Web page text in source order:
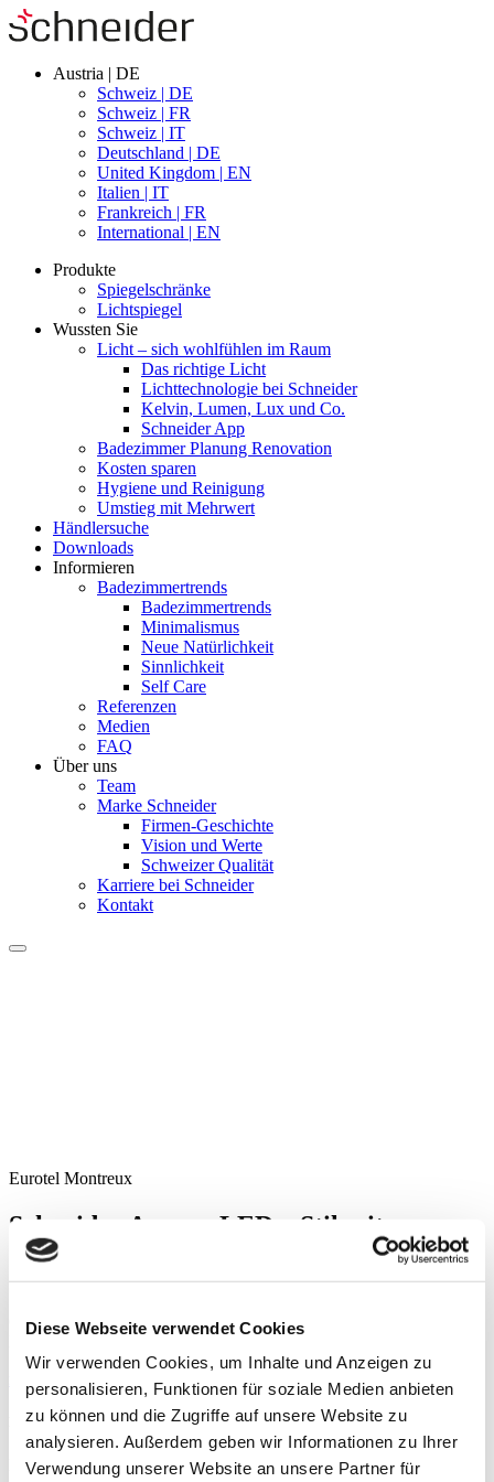
Diese Webseite verwendet Cookies
Wir verwenden Cookies, um Inhalte und Anzeigen zu
personalisieren, Funktionen für soziale Medien anbieten
zu können und die Zugriffe auf unsere Website zu
analysieren. Außerdem geben wir Informationen zu Ihrer
Verwendung unserer Website an unsere Partner für
Austria | DE
Schweiz | DE
Schweiz | FR
Schweiz | IT
Deutschland | DE
United Kingdom | EN
Italien | IT
Frankreich | FR
International | EN
Produkte
Spiegelschränke
Lichtspiegel
Wussten Sie
Licht – sich wohlfühlen im Raum
Das richtige Licht
Lichttechnologie bei Schneider
Kelvin, Lumen, Lux und Co.
Schneider App
Badezimmer Planung Renovation
Kosten sparen
Hygiene und Reinigung
Umstieg mit Mehrwert
Händlersuche
Downloads
Informieren
Badezimmertrends
Badezimmertrends
Minimalismus
Neue Natürlichkeit
Sinnlichkeit
Self Care
Referenzen
Medien
FAQ
Über uns
Team
Marke Schneider
Firmen-Geschichte
Vision und Werte
Schweizer Qualität
Karriere bei Schneider
Kontakt
Eurotel Montreux
Schneider Aranga LED – Stil mit
doppeltem Lichtband
Genfer Sees sind mit unseren Schneider ARANGA LED
mehr Infos zum Produkt
Zurück zur Übersicht
Für neue Inspiration
Dieser Newsletter erscheint sporadisch. Nämlich immer dann, wenn